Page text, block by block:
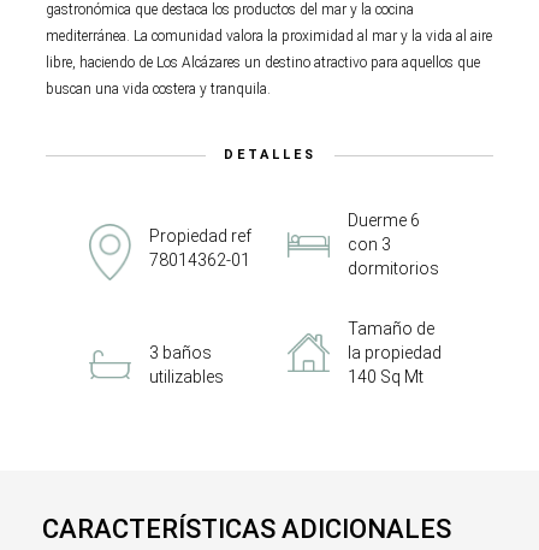
gastronómica que destaca los productos del mar y la cocina
mediterránea. La comunidad valora la proximidad al mar y la vida al aire
libre, haciendo de Los Alcázares un destino atractivo para aquellos que
buscan una vida costera y tranquila.
DETALLES
Propiedad ref
78014362-01
Duerme 6
con 3
dormitorios
3 baños
utilizables
Tamaño de
la propiedad
140 Sq Mt
CARACTERÍSTICAS ADICIONALES